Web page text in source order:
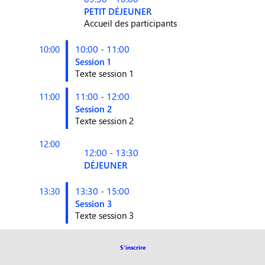
PETIT DÉJEUNER
Accueil des participants
10:00 10:00 - 11:00
Session 1
Texte session 1
11:00
11:00 - 12:00
Session 2
Texte session 2
12:00
12:00 - 13:30
DÉJEUNER
13:30 13:30 - 15:00
Session 3
Texte session 3
S'inscrire